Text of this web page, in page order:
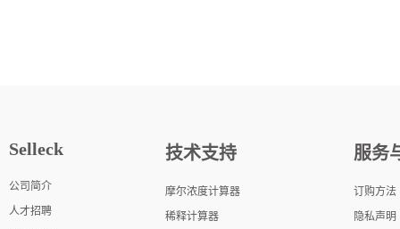
Selleck
公司简介
人才招聘
技术支持
摩尔浓度计算器
稀释计算器
服务
订购方法
隐私声明